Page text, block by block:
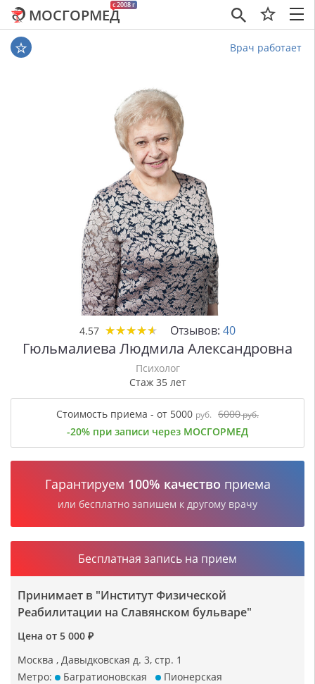
×
c 2008 г
МОСГОРМЕД
Врач работает
4.57 ★★★★★
★★★★★ Отзывов: 40
Гюльмалиева Людмила Александровна
Психолог
Стаж 35 лет
Стоимость приема - от 5000 руб. 6000руб.
-20% при записи через МОСГОРМЕД
Гарантируем 100% качество приема
или бесплатно запишем к другому врачу
Бесплатная запись на прием
Принимает в "Институт Физической
Реабилитации на Славянском бульваре"
Цена от 5 000 ₽
Москва , Давыдковская д. 3, стр. 1
Метро:
Багратионовская
Пионерская